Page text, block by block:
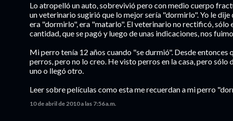
Lo atropelló un auto, sobrevivió pero con medio cuerpo
un veterinario sugirió que lo mejor sería "dormirlo". Yo le
era "dormirlo", era "matarlo". El veterinario no rectificó, sólo
cantidad, que se pagó y luego de unas indicaciones, nos
Mi perro tenía 12 años cuando "se durmió". Desde entonces
perros, pero no lo creo. He visto perros en la casa, pero sólo
uno o llegó otro.
Leer sobre películas como esta me recuerdan a mi perro
10 de abril de 2010 a las 7:56 a.m.